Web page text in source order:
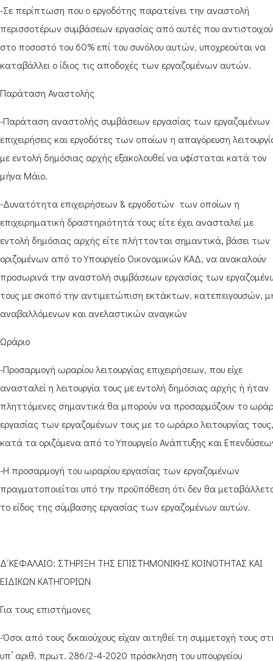
-Σε περίπτωση που ο εργοδότης παρατείνει την αναστολή
περισσοτέρων συμβάσεων εργασίας από αυτές που
στο ποσοστό του 60% επί του συνόλου αυτών, υποχρεούται να
καταβάλλει ο ίδιος τις αποδοχές των εργαζομένων αυτών.
Παράταση Αναστολής
-Παράταση αναστολής συμβάσεων εργασίας των εργαζομένων
επιχειρήσεις και εργοδότες των οποίων η απαγόρευση
με εντολή δημόσιας αρχής εξακολουθεί να υφίσταται κατά τον
μήνα Μάιο.
-Δυνατότητα επιχειρήσεων & εργοδοτών των οποίων η
επιχειρηματική δραστηριότητά τους είτε έχει ανασταλεί με
εντολή δημόσιας αρχής είτε πλήττονται σημαντικά, βάσει των
οριζομένων από το Υπουργείο Οικονομικών ΚΑΔ, να ανακαλούν
προσωρινά την αναστολή συμβάσεων εργασίας των
τους με σκοπό την αντιμετώπιση εκτάκτων, κατεπειγουσών,
αναβαλλόμενων και ανελαστικών αναγκών
Ωράριο
-Προσαρμογή ωραρίου λειτουργίας επιχειρήσεων, που είχε
ανασταλεί η λειτουργία τους με εντολή δημόσιας αρχής ή ήταν
πληττόμενες σημαντικά θα μπορούν να προσαρμόζουν το
εργασίας των εργαζομένων τους με το ωράριο λειτουργίας τους,
κατά τα οριζόμενα από το Υπουργείο Ανάπτυξης και
-Η προσαρμογή του ωραρίου εργασίας των εργαζομένων
πραγματοποιείται υπό την προϋπόθεση ότι δεν θα
το είδος της σύμβασης εργασίας των εργαζομένων αυτών.
Δ΄ΚΕΦΑΛΑΙΟ: ΣΤΗΡΙΞΗ ΤΗΣ ΕΠΙΣΤΗΜΟΝΙΚΉΣ ΚΟΙΝΟΤΗΤΑΣ ΚΑΙ
ΕΙΔΙΚΩΝ ΚΑΤΗΓΟΡΙΩΝ
Για τους επιστήμονες
-Όσοι από τους δικαιούχους είχαν αιτηθεί τη συμμετοχή τους
υπ’ αριθ. πρωτ. 286/2-4-2020 πρόσκληση του υπουργείου